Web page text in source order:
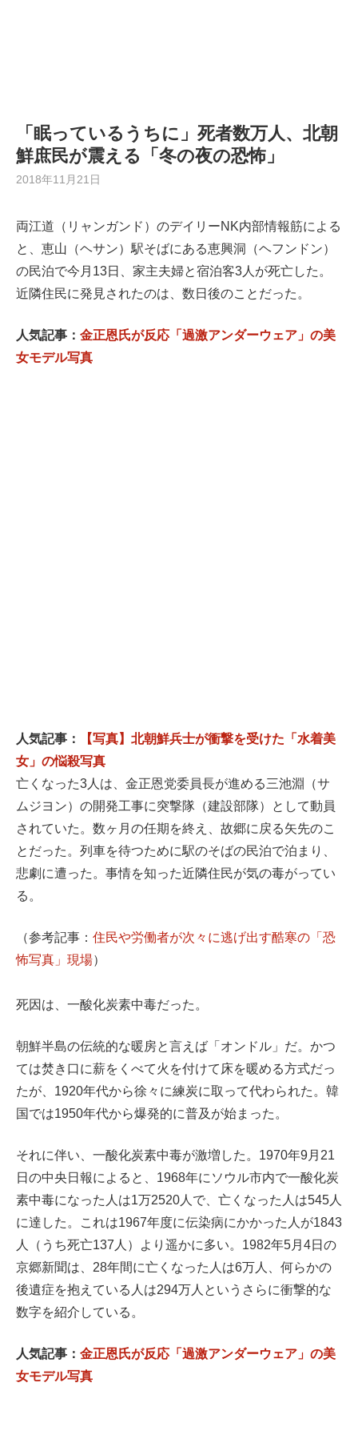
「眠っているうちに」死者数万人、北朝
鮮庶民が震える「冬の夜の恐怖」
2018年11月21日
両江道（リャンガンド）のデイリーNK内部情報筋による
と、恵山（ヘサン）駅そばにある恵興洞（ヘフンドン）
の民泊で今月13日、家主夫婦と宿泊客3人が死亡した。
近隣住民に発見されたのは、数日後のことだった。
人気記事： 金正恩氏が反応「過激アンダーウェア」の美
女モデル写真
人気記事：
【写真】北朝鮮兵士が衝撃を受けた「水着美
女」の悩殺写真
亡くなった3人は、金正恩党委員長が進める三池淵（サ
ムジヨン）の開発工事に突撃隊（建設部隊）として動員
されていた。数ヶ月の任期を終え、故郷に戻る矢先のこ
とだった。列車を待つために駅のそばの民泊で泊まり、
悲劇に遭った。事情を知った近隣住民が気の毒がってい
る。
（参考記事： 住民や労働者が次々に逃げ出す酷寒の「恐
怖写真」現場）
死因は、一酸化炭素中毒だった。
朝鮮半島の伝統的な暖房と言えば「オンドル」だ。かつ
ては焚き口に薪をくべて火を付けて床を暖める方式だっ
たが、1920年代から徐々に練炭に取って代わられた。韓
国では1950年代から爆発的に普及が始まった。
それに伴い、一酸化炭素中毒が激増した。1970年9月21
日の中央日報によると、1968年にソウル市内で一酸化炭
素中毒になった人は1万2520人で、亡くなった人は545人
に達した。これは1967年度に伝染病にかかった人が1843
人（うち死亡137人）より遥かに多い。1982年5月4日の
京郷新聞は、28年間に亡くなった人は6万人、何らかの
後遺症を抱えている人は294万人というさらに衝撃的な
数字を紹介している。
人気記事： 金正恩氏が反応「過激アンダーウェア」の美
女モデル写真